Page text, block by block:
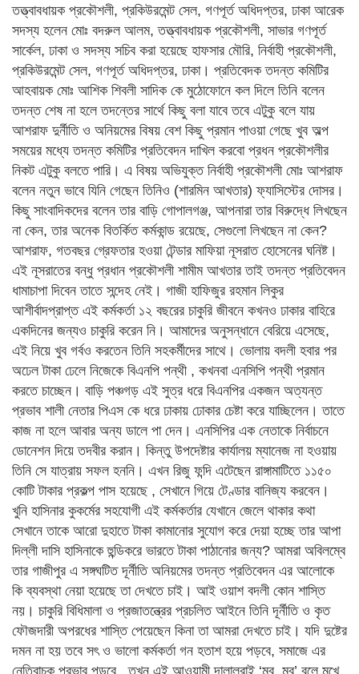
তত্ত্বাবধায়ক প্রকৌশলী, প্রকিউরমেন্ট সেল, গণপূর্ত অধিদপ্তর, ঢাকা আরেক
সদস্য হলেন মোঃ বদরুল আলম, তত্ত্বাবধায়ক প্রকৌশলী, সাভার গণপূর্ত
সার্কেল, ঢাকা ও সদস্য সচিব করা হয়েছে হাফসার মৌরি, নির্বাহী প্রকৌশলী,
প্রকিউরমেন্ট সেল, গণপূর্ত অধিদপ্তর, ঢাকা। প্রতিবেদক তদন্ত কমিটির
আহবায়ক মোঃ আশিক শিবলী সাদিক কে মুঠোফোনে কল দিলে তিনি বলেন
তদন্ত শেষ না হলে তদন্তের সার্থে কিছু বলা যাবে তবে এটুকু বলে যায়
আশরাফ দুর্নীতি ও অনিয়মের বিষয় বেশ কিছু প্রমান পাওয়া গেছে খুব অল্প
সময়ের মধ্যে তদন্ত কমিটির প্রতিবেদন দাখিল করবো প্রধন প্রকৌশলীর
নিকট এটুকু বলতে পারি। এ বিষয় অভিযুক্ত নির্বাহী প্রকৌশলী মোঃ আশরাফ
বলেন নতুন ভাবে যিনি গেছেন তিনিও (শারমিন আখতার) ফ্যাসিস্টের দোসর।
কিছু সাংবাদিকদের বলেন তার বাড়ি গোপালগঞ্জ, আপনারা তার বিরুদ্ধে লিখছেন
না কেন, তার অনেক বিতর্কিত কর্মকান্ড রয়েছে, সেগুলো লিখছেন না কেন?
আশরাফ, গতবছর গ্রেফতার হওয়া টেন্ডার মাফিয়া নূসরাত হোসেনের ঘনিষ্ট।
এই নূসরাতের বন্ধু প্রধান প্রকৌশলী শামীম আখতার তাই তদন্ত প্রতিবেদন
ধামাচাপা দিবেন তাতে সন্দেহ নেই। গাজী হাফিজুর রহমান লিকুর
আশীর্বাদপ্রাপ্ত এই কর্মকর্তা ১২ বছরের চাকুরি জীবনে কখনও ঢাকার বাহিরে
একদিনের জন্যও চাকুরি করেন নি। আমাদের অনুসন্ধানে বেরিয়ে এসেছে,
এই নিয়ে খুব গর্বও করতেন তিনি সহকর্মীদের সাথে। ভোলায় বদলী হবার পর
অঢেল টাকা ঢেলে নিজেকে বিএনপি পন্থী , কখনবা এনসিপি পন্থী প্রমান
করতে চাচ্ছেন। বাড়ি পঞ্চগড় এই সুত্র ধরে বিএনপির একজন অত্যন্ত
প্রভাব শালী নেতার পিএস কে ধরে ঢাকায় ঢোকার চেষ্টা করে যাচ্ছিলেন। তাতে
কাজ না হলে আবার অন্য ডালে পা দেন। এনসিপির এক নেতাকে নির্বাচনে
ডোনেশন দিয়ে তদবীর করান। কিন্তু উপদেষ্টার কার্যালয় ম্যানেজ না হওয়ায়
তিনি সে যাত্রায় সফল হননি। এখন রিজু ফন্দি এটেছেন রাঙ্গামাটিতে ১১৫০
কোটি টাকার প্রকল্প পাস হয়েছে , সেখানে গিয়ে টেণ্ডার বানিজ্য করবেন।
খুনি হাসিনার কুকর্মের সহযোগী এই কর্মকর্তার যেখানে জেলে থাকার কথা
সেখানে তাকে আরো দুহাতে টাকা কামানোর সুযোগ করে দেয়া হচ্ছে তার আপা
দিল্লী দাসি হাসিনাকে হুন্ডিকরে ভারতে টাকা পাঠানোর জন্য? আমরা অবিলম্বে
তার গাজীপুর এ সঙ্গঘটিত দূর্নীতি অনিয়মের তদন্ত প্রতিবেদন এর আলোকে
কি ব্যবস্থা নেয়া হয়েছে তা দেখতে চাই। আই ওয়াশ বদলী কোন শাস্তি
নয়। চাকুরি বিধিমালা ও প্রজাতন্ত্রের প্রচলিত আইনে তিনি দূর্নীতি ও কৃত
ফৌজদারী অপরধের শাস্তি পেয়েছেন কিনা তা আমরা দেখতে চাই। যদি দুষ্টের
দমন না হয় তবে সৎ ও ভালো কর্মকর্তা গন হতাশ হয়ে পড়বে, সমাজে এর